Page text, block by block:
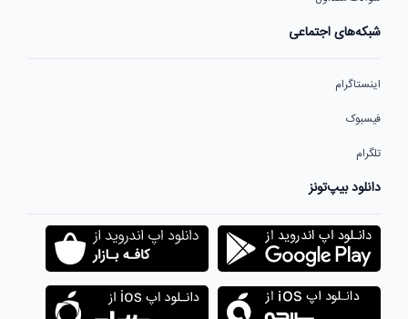
شبکه‌های اجتماعی
اینستاگرام
فیسبوک
تلگرام
دانلود بیپ‌تونز